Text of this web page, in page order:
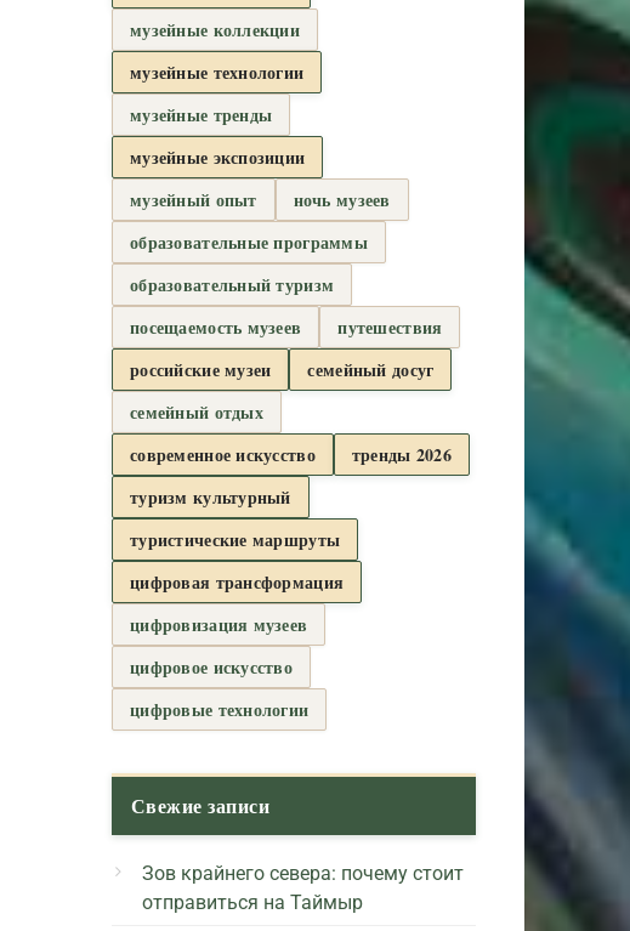
музейные коллекции
музейные технологии
музейные тренды
музейные экспозиции
музейный опыт
ночь музеев
образовательные программы
образовательный туризм
посещаемость музеев
путешествия
российские музеи
семейный досуг
семейный отдых
современное искусство
тренды 2026
туризм культурный
туристические маршруты
цифровая трансформация
цифровизация музеев
цифровое искусство
цифровые технологии
Свежие записи
Зов крайнего севера: почему стоит
отправиться на Таймыр